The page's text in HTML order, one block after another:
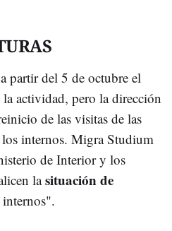
partir del 5 de octubre el
actividad, pero la dirección
de las visitas de las
internos. Migra Studium
de Interior y los
lasituación de